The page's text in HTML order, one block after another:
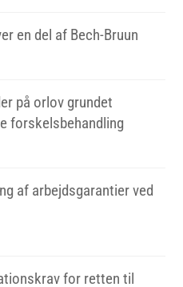
en del af Bech-Bruun
på orlov grundet
forskelsbehandling
af arbejdsgarantier ved
for retten til